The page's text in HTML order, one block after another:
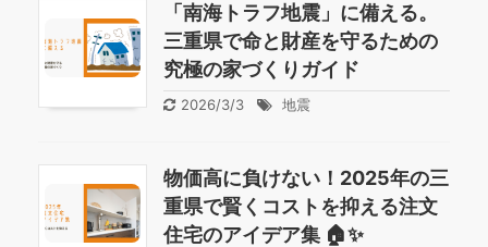
「南海トラフ地震」に備える。
三重県で命と財産を守るための
究極の家づくりガイド
2026/3/3 地震
物価高に負けない！2025年の三
重県で賢くコストを抑える注文
住宅のアイデア集 🏠✨